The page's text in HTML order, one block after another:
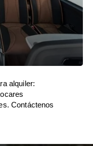
alquiler:
Contáctenos